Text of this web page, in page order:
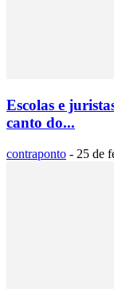
Escolas e
canto do...
contraponto - 25 de